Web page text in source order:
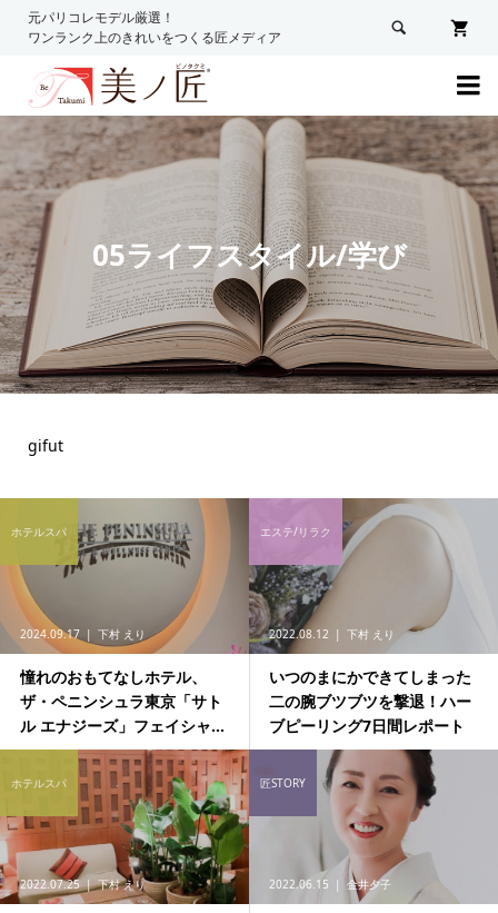
元パリコレモデル厳選！
ワンランク上のきれいをつくる匠メディア


05ライフスタイル/学び
gifut
2024.09.17 下村 えり
憧れのおもてなしホテル、
ザ・ペニンシュラ東京「サト
ル エナジーズ」フェイシャ...
ホテルスパ
2022.08.12 下村 えり
いつのまにかできてしまった
二の腕ブツブツを撃退！ハー
ブピーリング7日間レポート
エステ/リラク
2022.07.25 下村 えり
ホテルスパ
2022.06.15 金井夕子
匠STORY